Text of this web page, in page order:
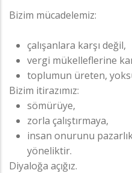
Bizim mücadelemiz:
çalışanlara karşı değil,
vergi mükelleflerine
toplumun üreten,
Bizim itirazımız:
sömürüye,
zorla çalıştırmaya,
insan onurunu
yöneliktir.
Diyaloğa açığız.